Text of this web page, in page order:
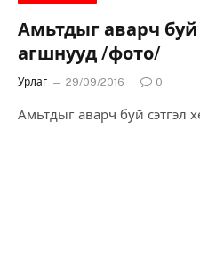
Амьтдыг аварч буй
агшнууд /фото/
Урлаг 29/09/2016 0
Амьтдыг аварч буй сэтгэл